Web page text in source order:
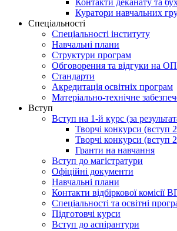
Куратори навчальних
Спеціальності
Спеціальності інституту
Навчальні плани
Структури програм
Обговорення та відгуки на ОП
Стандарти
Акредитація освітніх програм
Матеріально-технічне
Вступ
Вступ на 1-й курс (за
Творчі конкурси (вступ
Творчі конкурси (вступ
Гранти на навчання
Вступ до магістратури
Офіційні документи
Навчальні плани
Контакти відбіркової комісії
Спеціальності та освітні
Підготовчі курси
Вступ до аспірантури